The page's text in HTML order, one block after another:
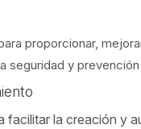
proporcionar,
seguridad y
facilitar la creación y